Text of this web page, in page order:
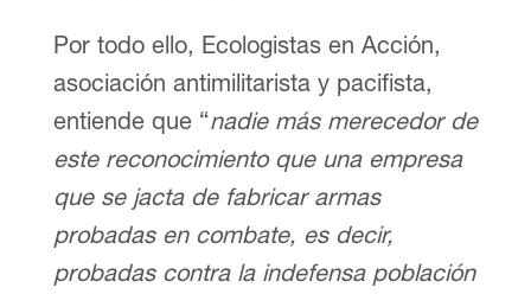
Por todo ello, Ecologistas en Acción,
asociación antimilitarista y pacifista,
entiende que “nadie más merecedor de
este reconocimiento que una empresa
que se jacta de fabricar armas
probadas en combate, es decir,
probadas contra la indefensa población